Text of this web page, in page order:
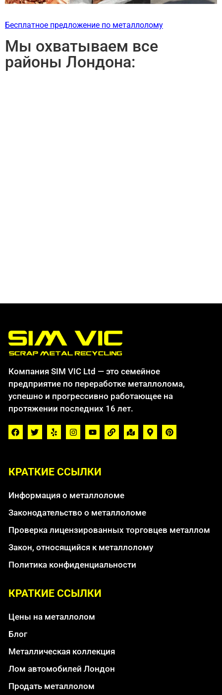
Бесплатное предложение по металлолому
Мы охватываем все
районы Лондона:
Компания SIM VIC Ltd — это семейное
предприятие по переработке металлолома,
успешно и прогрессивно работающее на
протяжении последних 16 лет.
КРАТКИЕ ССЫЛКИ
Информация о металлоломе
Законодательство о металлоломе
Проверка лицензированных торговцев металлом
Закон, относящийся к металлолому
Политика конфиденциальности
КРАТКИЕ ССЫЛКИ
Цены на металлолом
Блог
Металлическая коллекция
Лом автомобилей Лондон
Продать металлолом